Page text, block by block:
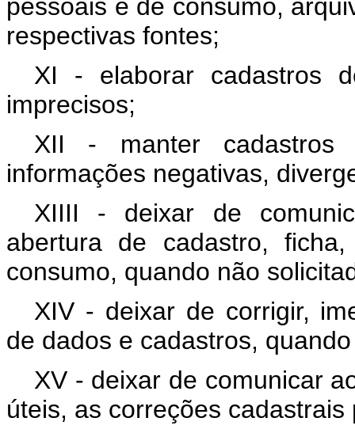
pessoais e de consumo,
respectivas fontes;
XI - elaborar cadastros
imprecisos;
XII - manter cadastros
informações negativas,
XIIII - deixar de
abertura de cadastro,
consumo, quando não
XIV - deixar de corrigir,
de dados e cadastros,
XV - deixar de comunicar
úteis, as correções